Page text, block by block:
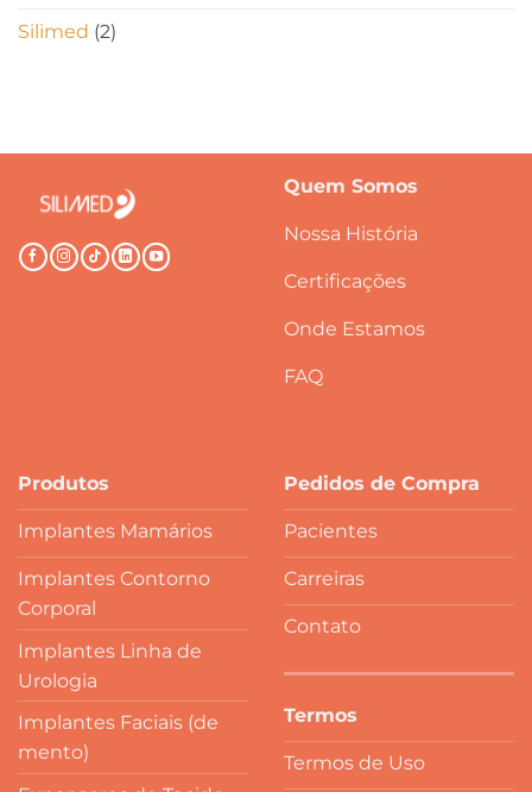
Silimed (2)
Quem Somos
Nossa História
Certificações
Onde Estamos
FAQ
Produtos
Implantes Mamários
Implantes Contorno
Corporal
Implantes Linha de
Urologia
Implantes Faciais (de
mento)
Pedidos de Compra
Pacientes
Carreiras
Contato
Termos
Termos de Uso